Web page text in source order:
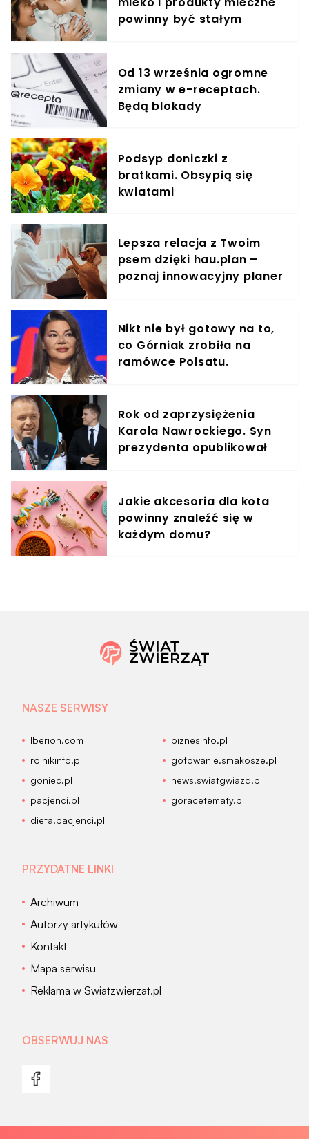
powinny być stałym
Od 13 września ogromne
zmiany w e-receptach.
Będą blokady
Podsyp doniczki z
bratkami. Obsypią się
kwiatami
Lepsza relacja z Twoim
psem dzięki hau.plan –
poznaj innowacyjny planer
Nikt nie był gotowy na to,
co Górniak zrobiła na
ramówce Polsatu.
Rok od zaprzysiężenia
Karola Nawrockiego. Syn
prezydenta opublikował
Jakie akcesoria dla kota
powinny znaleźć się w
każdym domu?
NASZE SERWISY
Iberion.com
biznesinfo.pl
rolnikinfo.pl
gotowanie.smakosze.pl
goniec.pl
news.swiatgwiazd.pl
pacjenci.pl
goracetematy.pl
dieta.pacjenci.pl
PRZYDATNE LINKI
Archiwum
Autorzy artykułów
Kontakt
Mapa serwisu
Reklama w Swiatzwierzat.pl
OBSERWUJ NAS